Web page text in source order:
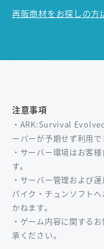
再販商材をお探しの方
注意事項
・ARK:Survival
ーバーが予期せず利用で
・サーバー環境はお客
す。
・サーバー管理および
パイク・チュンソフト
かねます。
・ゲーム内容に関する
承ください。